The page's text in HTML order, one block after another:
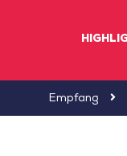
Empfang